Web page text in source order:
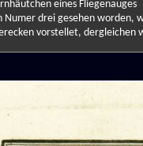
eines Fliegenauges
drei gesehen worden,
vorstellet, dergleichen